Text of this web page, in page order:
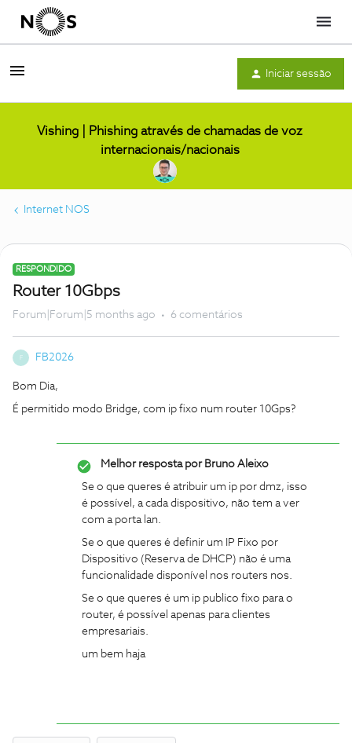
Menu
Iniciar sessão
Vishing | Phishing através de chamadas de voz
internacionais/nacionais
Internet NOS
RESPONDIDO
Router 10Gbps
Forum|Forum|5 months ago 6 comentários
F FB2026
Bom Dia,
É permitido modo Bridge, com ip fixo num router 10Gps?
Melhor resposta porBruno Aleixo
Se o que queres é atribuir um ip por dmz, isso
é possível, a cada dispositivo, não tem a ver
com a porta lan.
Se o que queres é definir um IP Fixo por
Dispositivo (Reserva de DHCP) não é uma
funcionalidade disponível nos routers nos.
Se o que queres é um ip publico fixo para o
router, é possível apenas para clientes
empresariais.
um bem haja